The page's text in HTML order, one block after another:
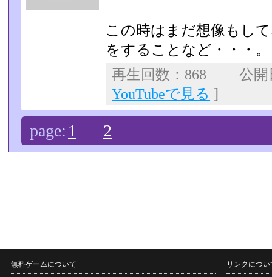
この時はまだ想像もし
をすることなど・・・。
再生回数：868 公
YouTubeで見る ]
page: 1 2
無料ゲームについて リンクについ